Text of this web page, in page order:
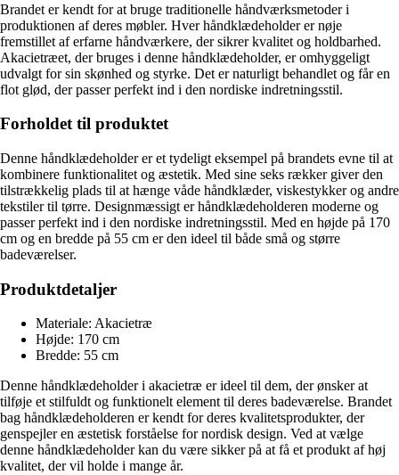
Brandet er kendt for at bruge traditionelle håndværksmetoder i
produktionen af deres møbler. Hver håndklædeholder er nøje
fremstillet af erfarne håndværkere, der sikrer kvalitet og holdbarhed.
Akacietræet, der bruges i denne håndklædeholder, er omhyggeligt
udvalgt for sin skønhed og styrke. Det er naturligt behandlet og får en
flot glød, der passer perfekt ind i den nordiske indretningsstil.
Forholdet til produktet
Denne håndklædeholder er et tydeligt eksempel på brandets evne til at
kombinere funktionalitet og æstetik. Med sine seks rækker giver den
tilstrækkelig plads til at hænge våde håndklæder, viskestykker og andre
tekstiler til tørre. Designmæssigt er håndklædeholderen moderne og
passer perfekt ind i den nordiske indretningsstil. Med en højde på 170
cm og en bredde på 55 cm er den ideel til både små og større
badeværelser.
Produktdetaljer
Materiale: Akacietræ
Højde: 170 cm
Bredde: 55 cm
Denne håndklædeholder i akacietræ er ideel til dem, der ønsker at
tilføje et stilfuldt og funktionelt element til deres badeværelse. Brandet
bag håndklædeholderen er kendt for deres kvalitetsprodukter, der
genspejler en æstetisk forståelse for nordisk design. Ved at vælge
denne håndklædeholder kan du være sikker på at få et produkt af høj
kvalitet, der vil holde i mange år.